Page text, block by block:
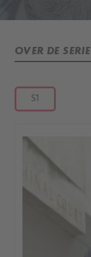
OVER DE SERIE
S1